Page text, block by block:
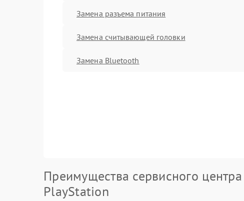
Замена разъема питания
Замена считывающей головки
Замена Bluetooth
Преимущества сервисного
PlayStation